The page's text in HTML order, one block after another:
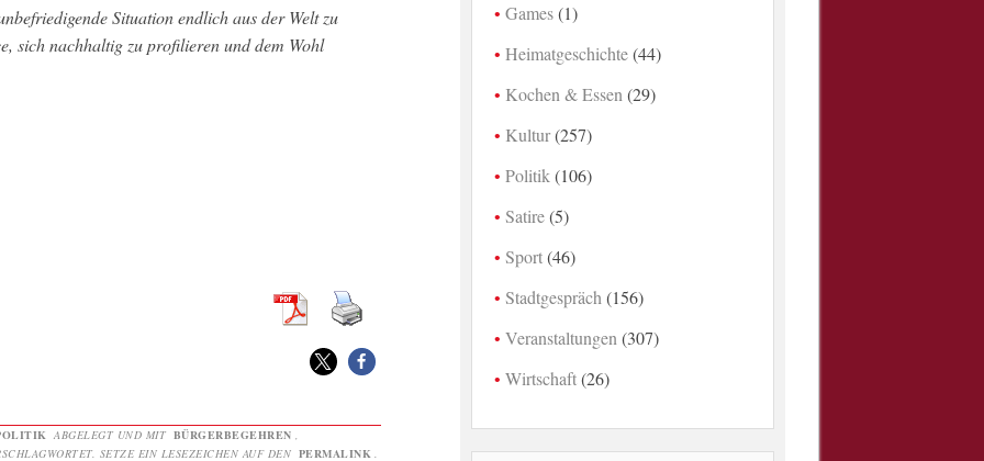
Situation endlich aus der Welt zu
sich nachhaltig zu profilieren und dem Wohl
ABGELEGT UND MIT BÜRGERBEGEHREN
SETZE EIN LESEZEICHEN AUF DEN PERMALINK
Games(1)
Heimatgeschichte(44)
Kochen & Essen (29)
Kultur(257)
Politik (106)
Satire(5)
Sport(46)
Stadtgespräch (156)
Veranstaltungen (307)
Wirtschaft(26)